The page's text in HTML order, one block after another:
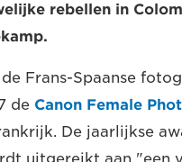
rebellen in
Frans-Spaanse
de Canon Female
De jaarlijkse